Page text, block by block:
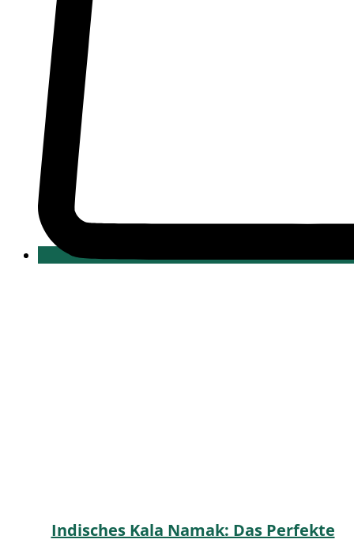
Indisches Kala Namak: Das Perfekte